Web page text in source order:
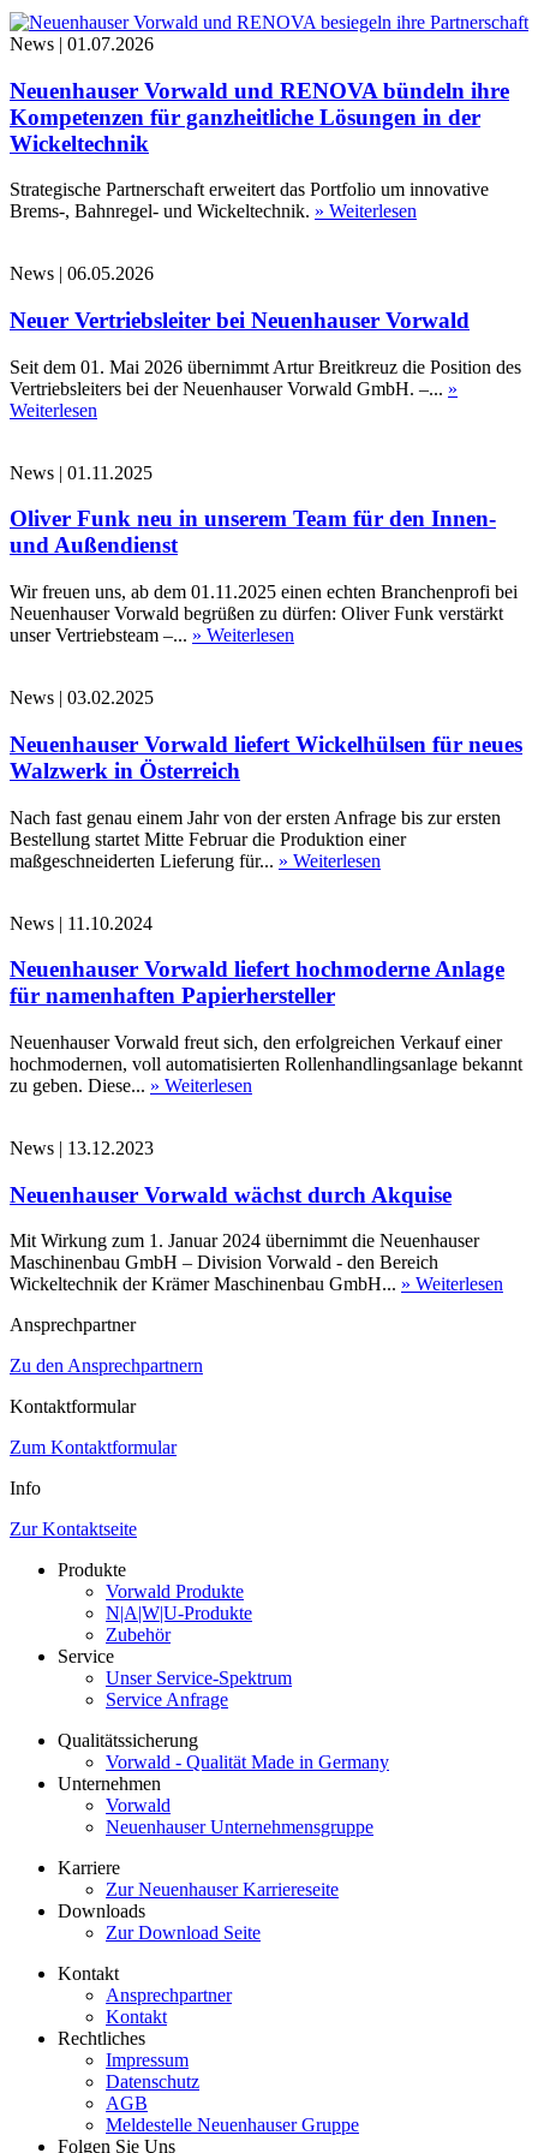
News | 01.07.2026
Neuenhauser Vorwald und RENOVA bündeln ihre
Kompetenzen für ganzheitliche Lösungen in der
Wickeltechnik
Strategische Partnerschaft erweitert das Portfolio um innovative
Brems-, Bahnregel- und Wickeltechnik. » Weiterlesen
News | 06.05.2026
Neuer Vertriebsleiter bei Neuenhauser Vorwald
Seit dem 01. Mai 2026 übernimmt Artur Breitkreuz die Position des
Vertriebsleiters bei der Neuenhauser Vorwald GmbH. –... »
Weiterlesen
News | 01.11.2025
Oliver Funk neu in unserem Team für den Innen-
und Außendienst
Wir freuen uns, ab dem 01.11.2025 einen echten Branchenprofi bei
Neuenhauser Vorwald begrüßen zu dürfen: Oliver Funk verstärkt
unser Vertriebsteam –... » Weiterlesen
News | 03.02.2025
Neuenhauser Vorwald liefert Wickelhülsen für neues
Walzwerk in Österreich
Nach fast genau einem Jahr von der ersten Anfrage bis zur ersten
Bestellung startet Mitte Februar die Produktion einer
maßgeschneiderten Lieferung für... » Weiterlesen
News | 11.10.2024
Neuenhauser Vorwald liefert hochmoderne Anlage
für namenhaften Papierhersteller
Neuenhauser Vorwald freut sich, den erfolgreichen Verkauf einer
hochmodernen, voll automatisierten Rollenhandlingsanlage bekannt
zu geben. Diese... » Weiterlesen
News | 13.12.2023
Neuenhauser Vorwald wächst durch Akquise
Mit Wirkung zum 1. Januar 2024 übernimmt die Neuenhauser
Maschinenbau GmbH – Division Vorwald - den Bereich
Wickeltechnik der Krämer Maschinenbau GmbH... » Weiterlesen
Ansprechpartner
Zu den Ansprechpartnern
Kontaktformular
Zum Kontaktformular
Info
Zur Kontaktseite
Produkte
Vorwald Produkte
N|A|W|U-Produkte
Zubehör
Service
Unser Service-Spektrum
Service Anfrage
Qualitätssicherung
Vorwald - Qualität Made in Germany
Unternehmen
Vorwald
Neuenhauser Unternehmensgruppe
Karriere
Zur Neuenhauser Karriereseite
Downloads
Zur Download Seite
Kontakt
Ansprechpartner
Kontakt
Rechtliches
Impressum
Datenschutz
AGB
Meldestelle Neuenhauser Gruppe
Folgen Sie Uns